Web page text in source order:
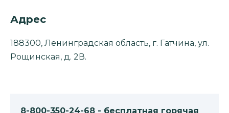
Адрес
188300, Ленинградская область, г. Гатчина, ул.
Рощинская, д. 2В.
8-800-350-24-68 - бесплатная горячая